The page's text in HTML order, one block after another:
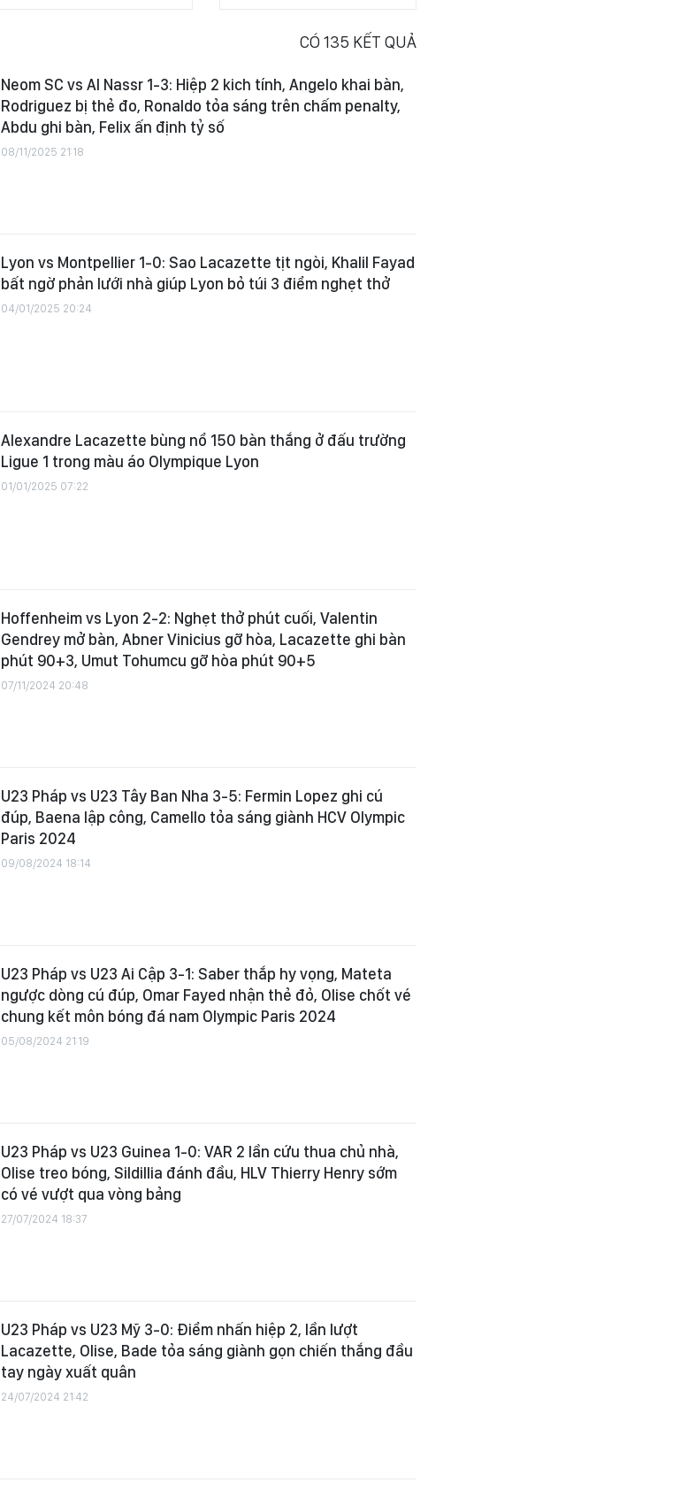
CÓ 135 KẾT QUẢ
Neom SC vs Al Nassr 1-3: Hiệp 2 kich tính, Angelo khai bàn,
Rodriguez bị thẻ đo, Ronaldo tỏa sáng trên chấm penalty,
Abdu ghi bàn, Felix ấn định tỷ số
08/11/2025 21:18
Lyon vs Montpellier 1-0: Sao Lacazette tịt ngòi, Khalil Fayad
bất ngờ phản lưới nhà giúp Lyon bỏ túi 3 điểm nghẹt thở
04/01/2025 20:24
Alexandre Lacazette bùng nổ 150 bàn thắng ở đấu trường
Ligue 1 trong màu áo Olympique Lyon
01/01/2025 07:22
Hoffenheim vs Lyon 2-2: Nghẹt thở phút cuối, Valentin
Gendrey mở bàn, Abner Vinicius gỡ hòa, Lacazette ghi bàn
phút 90+3, Umut Tohumcu gỡ hòa phút 90+5
07/11/2024 20:48
U23 Pháp vs U23 Tây Ban Nha 3-5: Fermin Lopez ghi cú
đúp, Baena lập công, Camello tỏa sáng giành HCV Olympic
Paris 2024
09/08/2024 18:14
U23 Pháp vs U23 Ai Cập 3-1: Saber thắp hy vọng, Mateta
ngược dòng cú đúp, Omar Fayed nhận thẻ đỏ, Olise chốt vé
chung kết môn bóng đá nam Olympic Paris 2024
05/08/2024 21:19
U23 Pháp vs U23 Guinea 1-0: VAR 2 lần cứu thua chủ nhà,
Olise treo bóng, Sildillia đánh đầu, HLV Thierry Henry sớm
có vé vượt qua vòng bảng
27/07/2024 18:37
U23 Pháp vs U23 Mỹ 3-0: Điểm nhấn hiệp 2, lần lượt
Lacazette, Olise, Bade tỏa sáng giành gọn chiến thắng đầu
tay ngày xuất quân
24/07/2024 21:42